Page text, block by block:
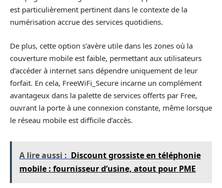
est particulièrement pertinent dans le contexte de la
numérisation accrue des services quotidiens.
De plus, cette option s’avère utile dans les zones où la
couverture mobile est faible, permettant aux utilisateurs
d’accéder à internet sans dépendre uniquement de leur
forfait. En cela, FreeWiFi_Secure incarne un complément
avantageux dans la palette de services offerts par Free,
ouvrant la porte à une connexion constante, même lorsque
le réseau mobile est difficile d’accès.
A lire aussi : Discount grossiste en téléphonie
mobile : fournisseur d’usine, atout pour PME